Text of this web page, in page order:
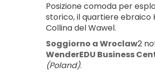
Posizione comoda per
storico, il quartiere ebraico
Collina del Wawel.
Soggiorno a Wroclaw
WenderEDU Business
(Poland).